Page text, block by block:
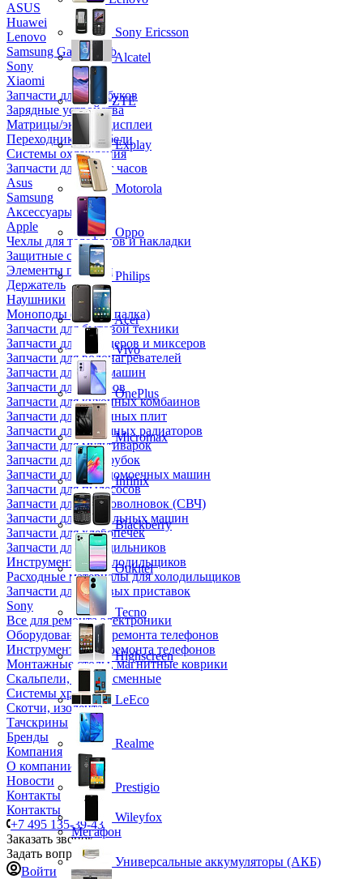
ASUS
Huawei
Lenovo
Samsung Galaxy Tab
Sony
Xiaomi
Запчасти для ноутбуков
Зарядные устройства
Матрицы/экраны/дисплеи
Переходники и кабели
Системы охлаждения
Запчасти для смарт часов
Asus
Samsung
Аксессуары
Apple
Чехлы для телефонов и накладки
Защитные стекла
Элементы питания
Держатель
Наушники
Моноподы (Селфи палка)
Запчасти для бытовой техники
Запчасти для блендеров и миксеров
Запчасти для водонагревателей
Запчасти для кофемашин
Запчасти для кулеров
Запчасти для кухонных комбаинов
Запчасти для кухонных плит
Запчасти для масляных радиаторов
Запчасти для мультиварок
Запчасти для мясорубок
Запчасти для посудомоечных машин
Запчасти для пылесосов
Запчасти для микроволновок (СВЧ)
Запчасти для стиральных машин
Запчасти для хлебопечек
Запчасти для холодильников
Инструмент для холодильщиков
Расходные материалы для холодильщиков
Запчасти для игровых приставок
Sony
Все для ремонта электроники
Оборудование для ремонта телефонов
Инструменты для ремонта телефонов
Монтажные столы, магнитные коврики
Скальпели, лезвия сменные
Системы хранения
Скотчи, изолента
Тачскрины
Бренды
Компания
О компании
Новости
Контакты
Контакты
+7 495 135-39-43
Заказать звонок
Задать вопрос
Войти
Sony Ericsson
Alcatel
ZTE
Explay
Motorola
Oppo
Philips
Acer
Vivo
OnePlus
Micromax
Infinix
Blackberry
Oukitel
Tecno
Highscreen
LeEco
Realme
Prestigio
Wileyfox
Мегафон
Универсальные аккумуляторы (АКБ)